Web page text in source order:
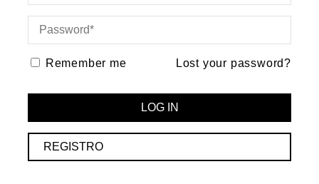
Remember me Lost your password?
LOG IN
REGISTRO